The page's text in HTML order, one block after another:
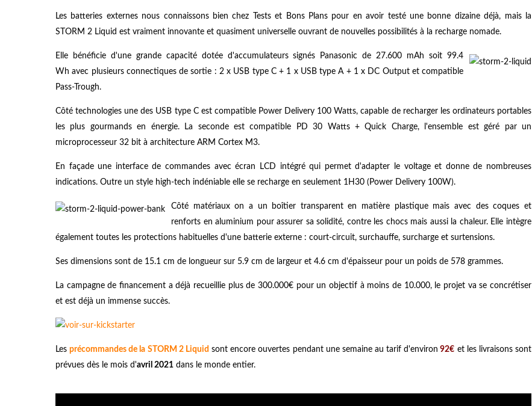
Les batteries externes nous connaissons bien chez Tests et Bons Plans pour en avoir testé une bonne dizaine déjà, mais la
STORM 2 Liquid est vraiment innovante et quasiment universelle ouvrant de nouvelles possibilités à la recharge nomade.
Elle bénéficie d'une grande capacité dotée d'accumulateurs signés Panasonic de 27.600 mAh soit 99.4
Wh avec plusieurs connectiques de sortie : 2 x USB type C + 1 x USB type A + 1 x DC Output et compatible
Pass-Trough.
Côté technologies une des USB type C est compatible Power Delivery 100 Watts, capable de recharger les ordinateurs portables
les plus gourmands en énergie. La seconde est compatible PD 30 Watts + Quick Charge, l'ensemble est géré par un
microprocesseur 32 bit à architecture ARM Cortex M3.
En façade une interface de commandes avec écran LCD intégré qui permet d'adapter le voltage et donne de nombreuses
indications. Outre un style high-tech indéniable elle se recharge en seulement 1H30 (Power Delivery 100W).
Côté matériaux on a un boîtier transparent en matière plastique mais avec des coques et
renforts en aluminium pour assurer sa solidité, contre les chocs mais aussi la chaleur. Elle intègre
également toutes les protections habituelles d'une batterie externe : court-circuit, surchauffe, surcharge et surtensions.
Ses dimensions sont de 15.1 cm de longueur sur 5.9 cm de largeur et 4.6 cm d'épaisseur pour un poids de 578 grammes.
La campagne de financement a déjà recueillie plus de 300.000€ pour un objectif à moins de 10.000, le projet va se concrétiser
et est déjà un immense succès.
Lesprécommandes de la STORM 2 Liquid sont encore ouvertes pendant une semaine au tarif d'environ 92€ et les livraisons sont
prévues dès le mois d'avril 2021 dans le monde entier.